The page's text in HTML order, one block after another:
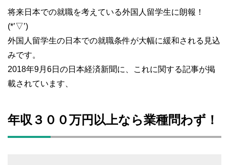
将来日本での就職を考えている外国人留学生に朗報！
(*’▽’)
外国人留学生の日本での就職条件が大幅に緩和される見込
みです。
2018年9月6日の日本経済新聞に、これに関する記事が掲
載されています、
年収３００万円以上なら業種問わず！